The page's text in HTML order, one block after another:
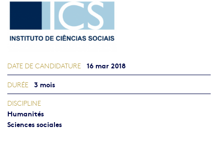
DATE DE CANDIDATURE 16 mar 2018
DURÉE 3 mois
DISCIPLINE
Humanités
Sciences sociales